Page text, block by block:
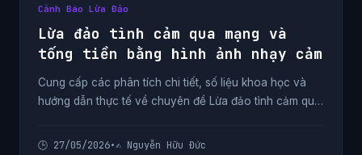
Cảnh Báo Lừa Đảo
Lừa đảo tình cảm qua mạng và
tống tiền bằng hình ảnh nhạy cảm
Cung cấp các phân tích chi tiết, số liệu khoa học và
hướng dẫn thực tế về chuyên đề Lừa đảo tình cảm qua
gia.
🕒 27/05/2026•✍️ Nguyễn Hữu Đức